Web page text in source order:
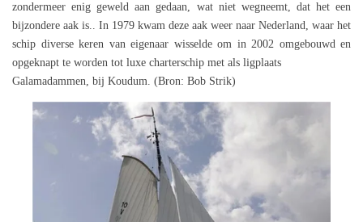
zondermeer enig geweld aan gedaan, wat niet wegneemt, dat het een
bijzondere aak is.. In 1979 kwam deze aak weer naar Nederland, waar het
schip diverse keren van eigenaar wisselde om in 2002 omgebouwd en
opgeknapt te worden tot luxe charterschip met als ligplaats
Galamadammen, bij Koudum. (Bron: Bob Strik)